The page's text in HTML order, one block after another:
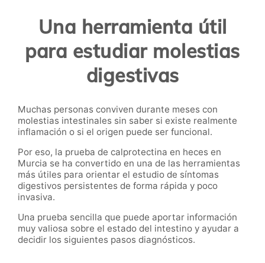
Una herramienta útil
para estudiar molestias
digestivas
Muchas personas conviven durante meses con
molestias intestinales sin saber si existe realmente
inflamación o si el origen puede ser funcional.
Por eso, la prueba de calprotectina en heces en
Murcia se ha convertido en una de las herramientas
más útiles para orientar el estudio de síntomas
digestivos persistentes de forma rápida y poco
invasiva.
Una prueba sencilla que puede aportar información
muy valiosa sobre el estado del intestino y ayudar a
decidir los siguientes pasos diagnósticos.